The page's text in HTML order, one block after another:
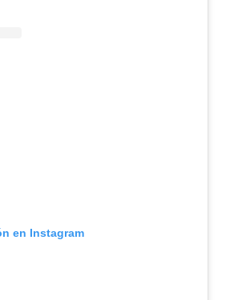
en Instagram